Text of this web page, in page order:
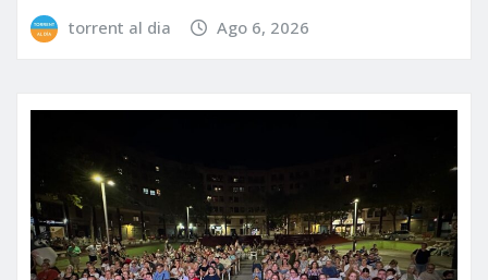
torrent al dia Ago 6, 2026